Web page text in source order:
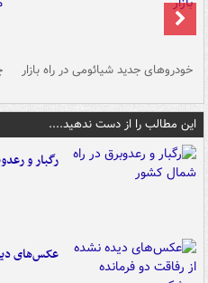
خودروهای جدید شیائومی در راه بازار
این مطالب را از دست ندهید....
رگبار و
عکس‌های